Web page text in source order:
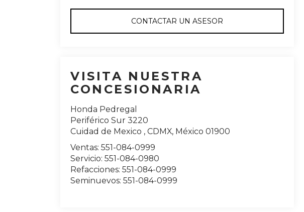
CONTACTAR UN ASESOR
VISITA NUESTRA
CONCESIONARIA
Honda Pedregal
Periférico Sur 3220
Cuidad de Mexico ,CDMX, México 01900
Ventas:551-084-0999
Servicio:551-084-0980
Refacciones:551-084-0999
Seminuevos:551-084-0999